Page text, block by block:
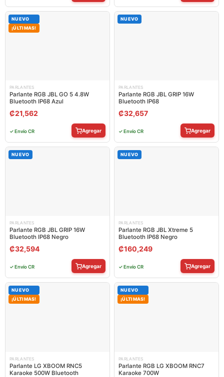
NUEVO
¡ÚLTIMAS!
PARLANTES
Parlante RGB JBL GO 5 4.8W
Bluetooth IP68 Azul
₡21,562
✓ Envío CR Agregar
NUEVO
PARLANTES
Parlante RGB JBL GRIP 16W
Bluetooth IP68
₡32,657
✓ Envío CR Agregar
NUEVO
PARLANTES
Parlante RGB JBL GRIP 16W
Bluetooth IP68 Negro
₡32,594
✓ Envío CR Agregar
NUEVO
PARLANTES
Parlante RGB JBL Xtreme 5
Bluetooth IP68 Negro
₡160,249
✓ Envío CR Agregar
NUEVO
¡ÚLTIMAS!
PARLANTES
Parlante LG XBOOM RNC5
Karaoke 500W Bluetooth
NUEVO
¡ÚLTIMAS!
PARLANTES
Parlante RGB LG XBOOM RNC7
Karaoke 700W